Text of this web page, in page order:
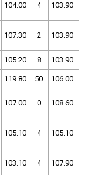
104.00 4 103.90
107.30 2 103.90
105.20 8 103.90
119.80 50 106.00
107.00 0 108.60
105.10 4 105.10
103.10 4 107.90